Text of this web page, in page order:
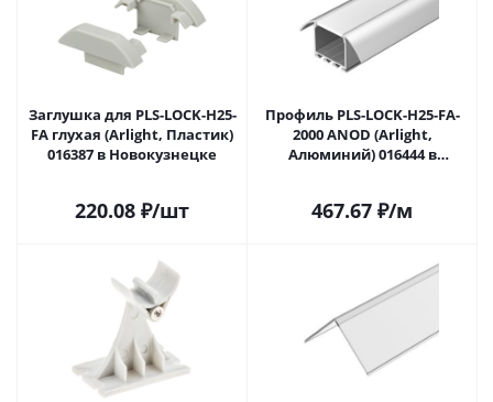
Заглушка для PLS-LOCK-H25-
FA глухая (Arlight, Пластик)
016387 в Новокузнецке
220.08 ₽/шт
Профиль PLS-LOCK-H25-FA-
2000 ANOD (Arlight,
Алюминий) 016444 в
467.67 ₽/м